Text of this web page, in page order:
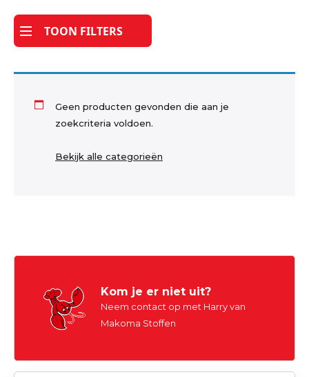
Tijdpakker stof
TOON FILTERS
Geen producten gevonden die aan je
zoekcriteria voldoen.
Bekijk alle categorieën
Kom je er niet uit?
Neem contact op met Harry van
Makoma Stoffen